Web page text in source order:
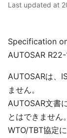
Last updated at
Specification
AUTOSAR
AUTOSARは、
ません。
AUTOSAR文書
とはできません。
WTO/TBT協定